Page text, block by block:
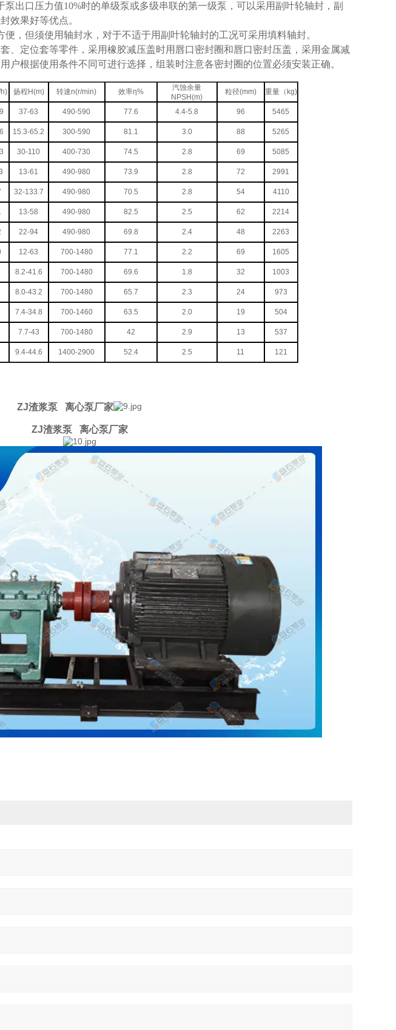
泵出口压力值10%时的单级泵或多级串联的第一级泵，可以采用副叶轮轴封，副
效果好等优点。
，但须使用轴封水，对于不适于用副叶轮轴封的工况可采用填料轴封。
、定位套等零件，采用橡胶减压盖时用唇口密封圈和唇口密封压盖，采用金属减
户根据使用条件不同可进行选择，组装时注意各密封圈的位置必须安装正确。
扬程H(m) 转速n(r/min) 效率η%
汽蚀余量
NPSH(m)
粒径(mm) 重量（kg)
37-63 490-590 77.6 4.4-5.8 96 5465
15.3-65.2 300-590 81.1 3.0 88 5265
30-110 400-730 74.5 2.8 69 5085
13-61 490-980 73.9 2.8 72 2991
32-133.7 490-980 70.5 2.8 54 4110
13-58 490-980 82.5 2.5 62 2214
22-94 490-980 69.8 2.4 48 2263
12-63 700-1480 77.1 2.2 69 1605
8.2-41.6 700-1480 69.6 1.8 32 1003
8.0-43.2 700-1480 65.7 2.3 24 973
7.4-34.8 700-1460 63.5 2.0 19 504
7.7-43 700-1480 42 2.9 13 537
9.4-44.6 1400-2900 52.4 2.5 11 121
ZJ渣浆泵 离心泵厂家
ZJ渣浆泵 离心泵厂家